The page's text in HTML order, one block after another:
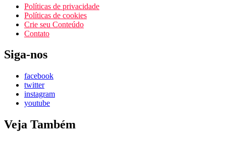
Políticas de privacidade
Políticas de cookies
Crie seu Conteúdo
Contato
Siga-nos
facebook
twitter
instagram
youtube
Veja Também